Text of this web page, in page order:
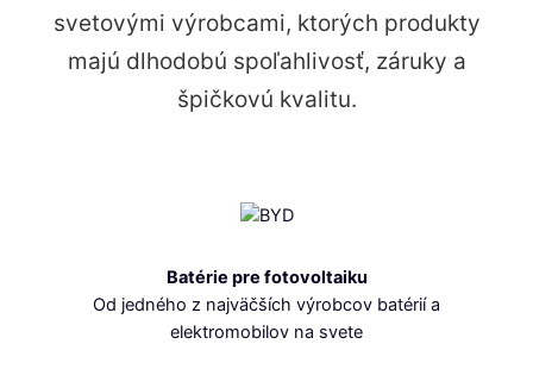
svetovými výrobcami, ktorých produkty
majú dlhodobú spoľahlivosť, záruky a
špičkovú kvalitu.
Batérie pre fotovoltaiku
Od jedného z najväčších výrobcov batérií a
elektromobilov na svete